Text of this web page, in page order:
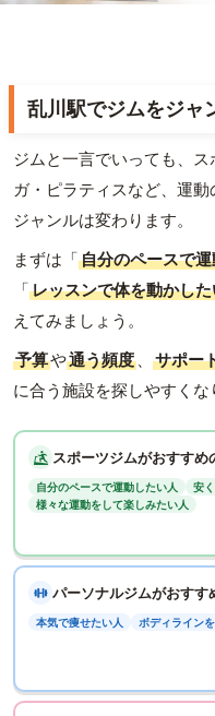
乱川駅でジムをジャ
ジムと一言でいっても、
ガ・ピラティスなど、運
ジャンルは変わります。
まずは「自分のペースで
「レッスンで体を動かし
えてみましょう。
予算や通う頻度 、 サポー
に合う施設を探しやすくな
スポーツジムがおすすめ
自分のペースで運動したい人
安
様々な運動をして楽しみたい人
パーソナルジムがおすす
本気で痩せたい人 ボディライン